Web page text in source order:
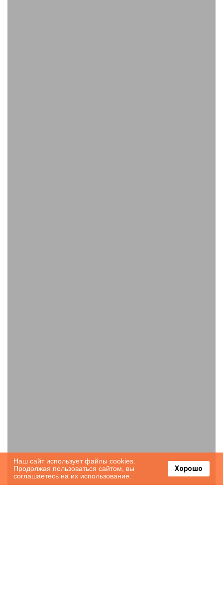
Наш сайт использует файлы cookies.
Продолжая пользоваться сайтом, вы
соглашаетесь на их использование.
Хорошо